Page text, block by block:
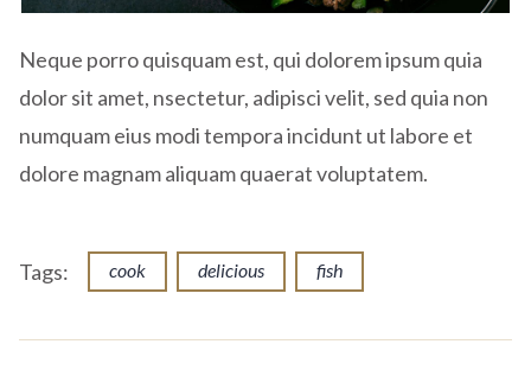
Neque porro quisquam est, qui dolorem ipsum quia
dolor sit amet, nsectetur, adipisci velit, sed quia non
numquam eius modi tempora incidunt ut labore et
dolore magnam aliquam quaerat voluptatem.
Tags: cook delicious fish